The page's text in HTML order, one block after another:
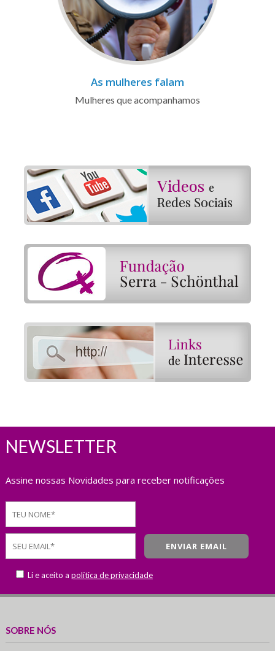
As mulheres falam
Mulheres que acompanhamos
NEWSLETTER
Assine nossas Novidades para receber notificações
Li e aceito a política de privacidade
SOBRE NÓS